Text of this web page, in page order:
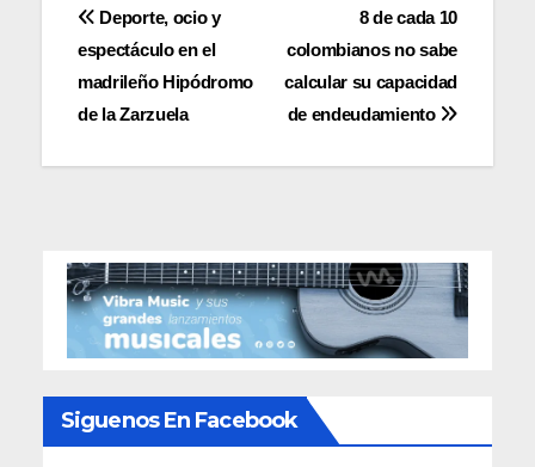
Navegación
de
entradas
8 de cada 10
colombianos no sabe
calcular su capacidad
de endeudamiento
Deporte, ocio y
espectáculo en el
madrileño Hipódromo
de la Zarzuela
Siguenos En Facebook